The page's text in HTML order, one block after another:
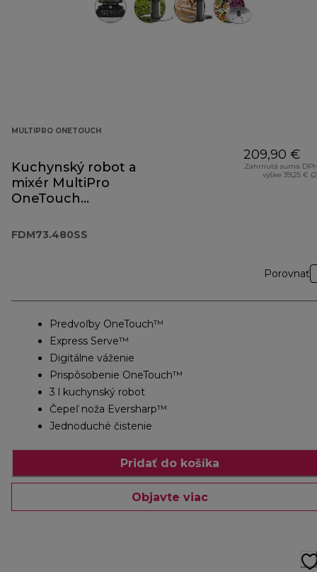
MULTIPRO ONETOUCH
Kuchynský robot a
mixér MultiPro
OneTouch
FDM73.480SS
209,90 €
Zahrnutá suma
výške 39,25 €
Porovnať
Predvoľby OneTouch™
Express Serve™
Digitálne váženie
Prispôsobenie OneTouch™
3 l kuchynský robot
Čepeľ noža Eversharp™
Jednoduché čistenie
Pridať do košíka
Objavte viac